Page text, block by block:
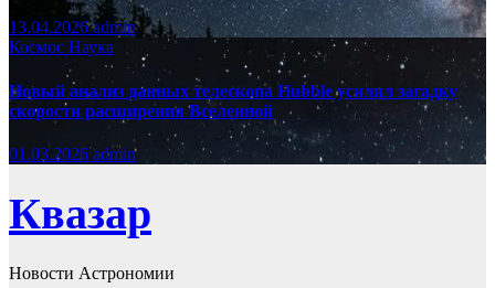
13.04.2026admin
Космос Наука
Новый анализ данных телескопа Hubble усилил загадку
скорости расширения Вселенной
01.03.2026admin
Квазар
Новости Астрономии